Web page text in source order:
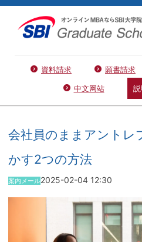
資料請求 願書請求
中文网站
会社員のままアントレ
かす2つの方法
案内メール2025-02-04 12:30